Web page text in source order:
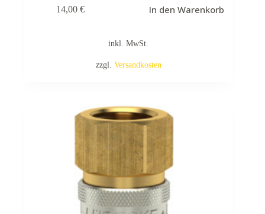
14,00 € In den Warenkorb
inkl. MwSt.
zzgl. Versandkosten